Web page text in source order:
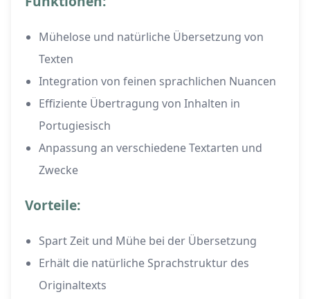
Mühelose und natürliche Übersetzung von
Texten
Integration von feinen sprachlichen Nuancen
Effiziente Übertragung von Inhalten in
Portugiesisch
Anpassung an verschiedene Textarten und
Zwecke
Vorteile:
Spart Zeit und Mühe bei der Übersetzung
Erhält die natürliche Sprachstruktur des
Originaltexts